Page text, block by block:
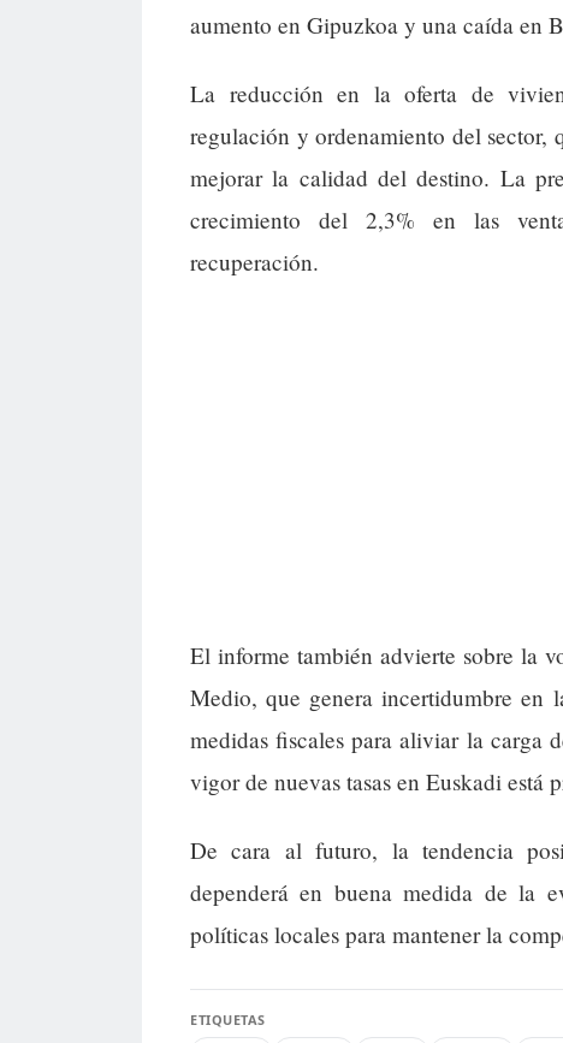
aumento en Gipuzkoa y una caída en
La reducción en la oferta de
regulación y ordenamiento del sector,
mejorar la calidad del destino. La
crecimiento del 2,3% en las
recuperación.
El informe también advierte sobre la
Medio, que genera incertidumbre en
medidas fiscales para aliviar la carga
vigor de nuevas tasas en Euskadi está
De cara al futuro, la tendencia
dependerá en buena medida de la
políticas locales para mantener la
ETIQUETAS